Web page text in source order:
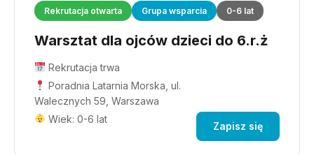
Rekrutacja otwarta Grupa wsparcia 0-6 lat
Warsztat dla ojców dzieci do 6.r.ż
Rekrutacja trwa
Poradnia Latarnia Morska, ul.
Walecznych 59, Warszawa
Wiek: 0-6 lat
Zapisz się